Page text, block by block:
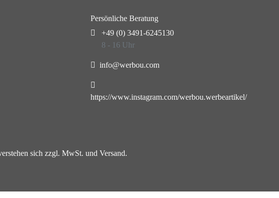
Persönliche Beratung
+49 (0) 3491-6245130
8 - 16 Uhr
info@werbou.com
https://www.instagram.com/werbou.werbeartikel/
sich zzgl. MwSt. und Versand.